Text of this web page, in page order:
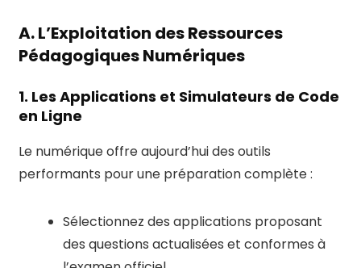
A. L’Exploitation des Ressources
Pédagogiques Numériques
1. Les Applications et Simulateurs de Code
en Ligne
Le numérique offre aujourd’hui des outils
performants pour une préparation complète :
Sélectionnez des applications proposant
des questions actualisées et conformes à